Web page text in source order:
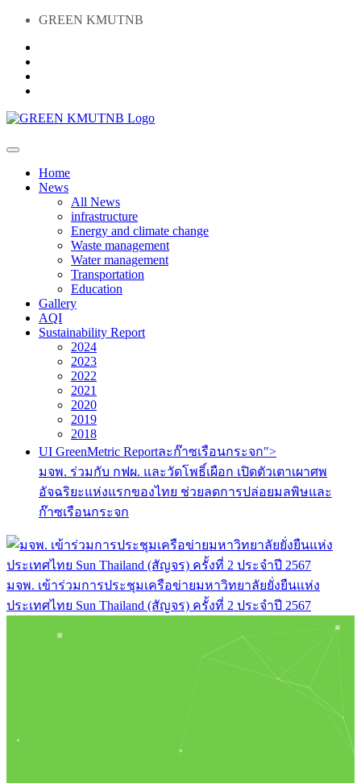
GREEN KMUTNB
Home
News
All News
infrastructure
Energy and climate change
Waste management
Water management
Transportation
Education
Gallery
AQI
Sustainability Report
2024
2023
2022
2021
2020
2019
2018
UI GreenMetric Reportละก๊าซเรือนกระจก">
มจพ. ร่วมกับ กฟผ. และวัดโพธิ์เผือก เปิดตัวเตาเผาศพ
อัจฉริยะแห่งแรกของไทย ช่วยลดการปล่อยมลพิษและ
ก๊าซเรือนกระจก
มจพ. เข้าร่วมการประชุมเครือข่ายมหาวิทยาลัยยั่งยืนแห่ง
ประเทศไทย Sun Thailand (สัญจร) ครั้งที่ 2 ประจำปี 2567